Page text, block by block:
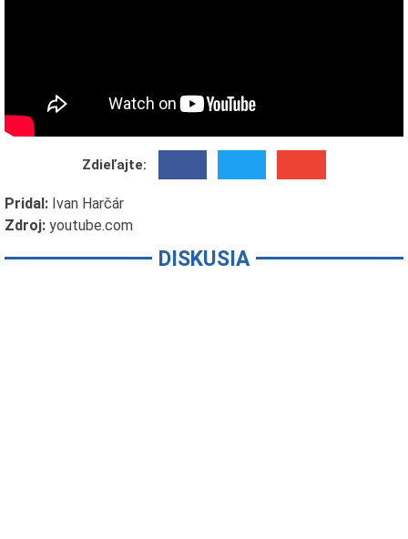
Zdieľajte:
Pridal: Ivan Harčár
Zdroj: youtube.com
DISKUSIA